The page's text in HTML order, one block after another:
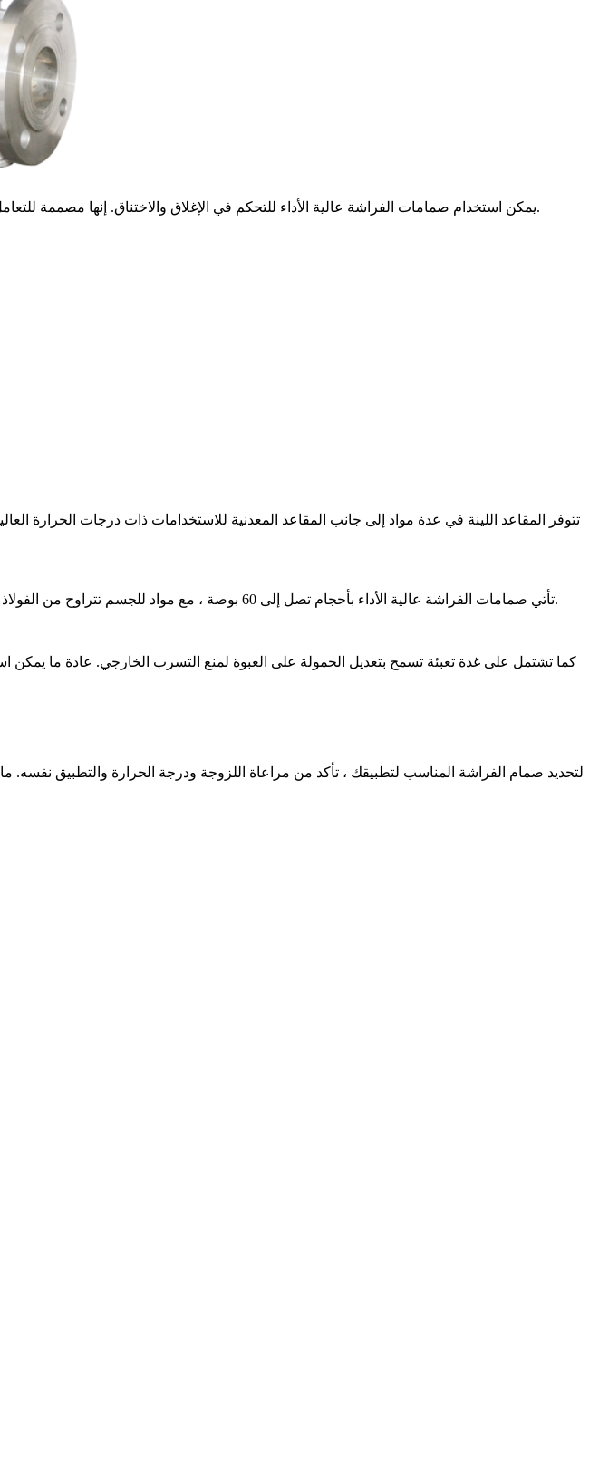
يمكن استخدام صمامات الفراشة عالية الأداء للتحكم في الإغلاق والاختناق. إنها مصممة للتعامل مع كل شيء من التطبيقات العامة إلى السوائل اللزجة والمسببة للتآكل ؛ الغازات المسببة للتآكل والبخار.
تتوفر المقاعد اللينة في عدة مواد إلى جانب المقاعد المعدنية للاستخدامات ذات درجات الحرارة
تأتي صمامات الفراشة عالية الأداء بأحجام تصل إلى 60 بوصة ، مع مواد للجسم تتراوح من الفولاذ الكربوني إلى الفولاذ المقاوم للصدأ. تتراوح درجات حرارتها من -20 إلى 900 فهرنهايت حسب تصميم المقعد.
كما تشتمل على غدة تعبئة تسمح بتعديل الحمولة على العبوة لمنع التسرب الخارجي. عادة ما
لتحديد صمام الفراشة المناسب لتطبيقك ، تأكد من مراعاة اللزوجة ودرجة الحرارة والتطبيق